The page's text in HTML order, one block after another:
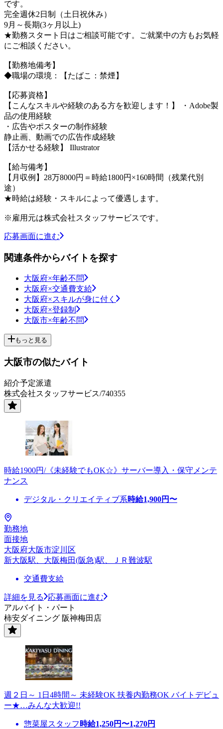
です。
完全週休2日制（土日祝休み）
9月～長期(3ヶ月以上)
★勤務スタート日はご相談可能です。ご就業中の方もお気軽
にご相談ください。
【勤務地備考】
◆職場の環境：【たばこ：禁煙】
【応募資格】
【こんなスキルや経験のある方を歓迎します！】 ・Adobe製
品の使用経験
・広告やポスターの制作経験
静止画、動画での広告作成経験
【活かせる経験】 Illustrator
【給与備考】
【月収例】28万8000円＝時給1800円×160時間（残業代別
途）
★時給は経験・スキルによって優遇します。
※雇用元は株式会社スタッフサービスです。
応募画面に進む
関連条件からバイトを探す
大阪府×年齢不問
大阪府×交通費支給
大阪府×スキルが身に付く
大阪府×登録制
大阪市×年齢不問
もっと見る
大阪市の似たバイト
紹介予定派遣
株式会社スタッフサービス/740355
時給1900円/《未経験でもOK☆》サーバー導入・保守メンテ
ナンス
デジタル・クリエイティブ系時給1,900円〜
勤務地
面接地
大阪府大阪市淀川区
新大阪駅、大阪梅田(阪急)駅、ＪＲ難波駅
交通費支給
詳細を見る
応募画面に進む
アルバイト・パート
柿安ダイニング 阪神梅田店
週２日～ 1日4時間～ 未経験OK 扶養内勤務OK バイトデビュ
ー★…みんな大歓迎!!
惣菜屋スタッフ 時給1,250円〜1,270円